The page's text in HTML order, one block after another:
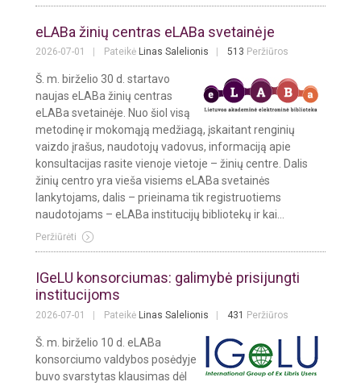
eLABa žinių centras eLABa svetainėje
2026-07-01 Pateikė Linas Salelionis 513 Peržiūros
Š. m. birželio 30 d. startavo
naujas eLABa žinių centras
eLABa svetainėje. Nuo šiol visą
metodinę ir mokomąją medžiagą, įskaitant renginių
vaizdo įrašus, naudotojų vadovus, informaciją apie
konsultacijas rasite vienoje vietoje – žinių centre. Dalis
žinių centro yra vieša visiems eLABa svetainės
lankytojams, dalis – prieinama tik registruotiems
naudotojams – eLABa institucijų bibliotekų ir kai...
Peržiūrėti
IGeLU konsorciumas: galimybė prisijungti
institucijoms
2026-07-01 Pateikė Linas Salelionis 431 Peržiūros
Š. m. birželio 10 d. eLABa
konsorciumo valdybos posėdyje
buvo svarstytas klausimas dėl